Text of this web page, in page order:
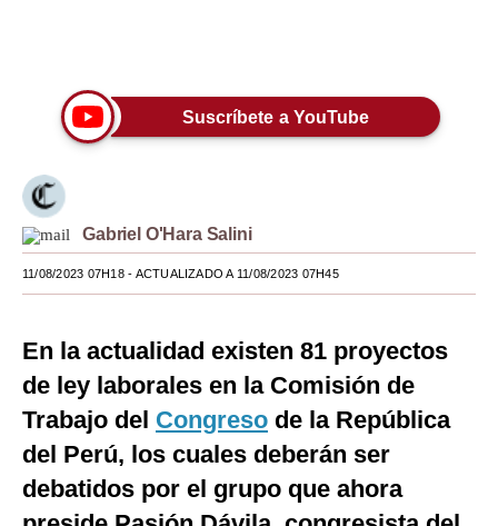
Estilos
EEUU
México
España
Club del Suscriptor
Mix
Suscríbete a YouTube
Gabriel O'Hara Salini
11/08/2023 07H18- ACTUALIZADO A 11/08/2023 07H45
En la actualidad existen 81 proyectos
de ley laborales en la Comisión de
Trabajo del Congreso de la República
del Perú, los cuales deberán ser
debatidos por el grupo que ahora